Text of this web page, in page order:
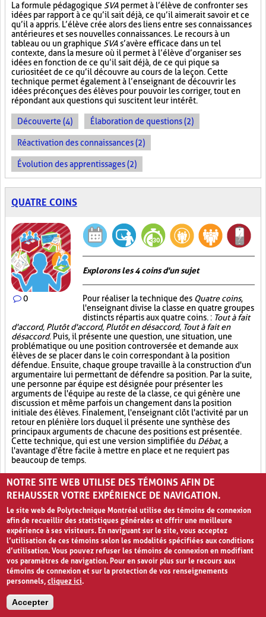
La formule pédagogique SVA permet à l’élève de confronter ses
idées par rapport à ce qu’il sait déjà, ce qu’il aimerait savoir et ce
qu’il a appris. L’élève crée alors des liens entre ses connaissances
antérieures et ses nouvelles connaissances. Le recours à un
tableau ou un graphique SVA s’avère efficace dans un tel
contexte, dans la mesure où il permet à l’élève d’organiser ses
idées en fonction de ce qu’il sait déjà, de ce qui pique sa
curiosité et de ce qu’il découvre au cours de la leçon. Cette
technique permet également à l’enseignant de découvrir les
idées préconçues des élèves pour pouvoir les corriger, tout en
répondant aux questions qui suscitent leur intérêt.
Découverte (4) Élaboration de questions (2)
Réactivation des connaissances (2)
Évolution des apprentissages (2)
QUATRE COINS
0
Explorons les 4 coins d'un sujet
Pour réaliser la technique des Quatre coins,
l'enseignant divise la classe en quatre groupes
distincts répartis aux quatre coins. : Tout à fait
d'accord, Plutôt d'accord, Plutôt en désaccord, Tout à fait en
désaccord. Puis, il présente une question, une situation, une
problématique ou une position controversée et demande aux
élèves de se placer dans le coin correspondant à la position
défendue. Ensuite, chaque groupe travaille à la construction d'un
argumentaire lui permettant de défendre sa position. Par la suite,
une personne par équipe est désignée pour présenter les
arguments de l'équipe au reste de la classe, ce qui génère une
discussion et même parfois un changement dans la position
initiale des élèves. Finalement, l'enseignant clôt l'activité par un
retour en plénière lors duquel il présente une synthèse des
principaux arguments de chacune des positions est présentée.
Cette technique, qui est une version simplifiée du Débat, a
l'avantage d'être facile à mettre en place et ne requiert pas
beaucoup de temps.
Opinion (8) Analyse critique (12) Échanges (13)
NOTRE SITE WEB UTILISE DES TÉMOINS AFIN DE
REHAUSSER VOTRE EXPÉRIENCE DE NAVIGATION.
Le site web de Polytechnique Montréal utilise des témoins de connexion
afin de recueillir des statistiques générales et offrir une meilleure
expérience à ses visiteurs. En naviguant sur le site, vous acceptez
l’utilisation de ces témoins selon les modalités spécifiées aux conditions
d’utilisation. Vous pouvez refuser les témoins de connexion en modifiant
vos paramètres de navigation. Pour en savoir plus sur le recours aux
témoins de connexion et sur la protection de vos renseignements
personnels,cliquez ici.
Accepter